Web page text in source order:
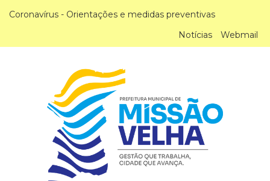
Coronavírus - Orientações e medidas preventivas
Notícias
Webmail